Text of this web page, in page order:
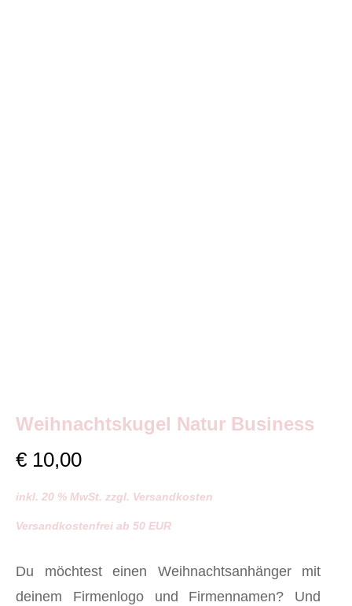
Weihnachtskugel Natur Business
€ 10,00
inkl. 20 % MwSt. zzgl. Versandkosten
Versandkostenfrei ab 50 EUR
Du möchtest einen Weihnachtsanhänger mit
deinem Firmenlogo und Firmennamen? Und